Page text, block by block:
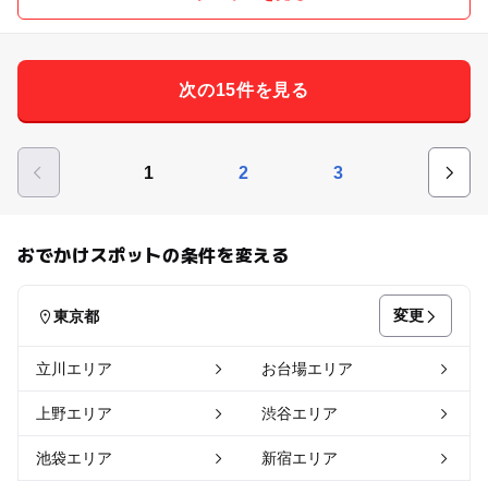
次の15件を見る
1 2 3
おでかけスポットの条件を変える
東京都 変更
立川エリア お台場エリア
上野エリア 渋谷エリア
池袋エリア 新宿エリア